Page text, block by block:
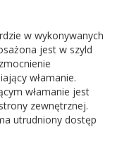
w wykony­wanych
jest w szyld
wła­manie.
wła­manie jest
zewnętrznej.
utrud­niony dostęp